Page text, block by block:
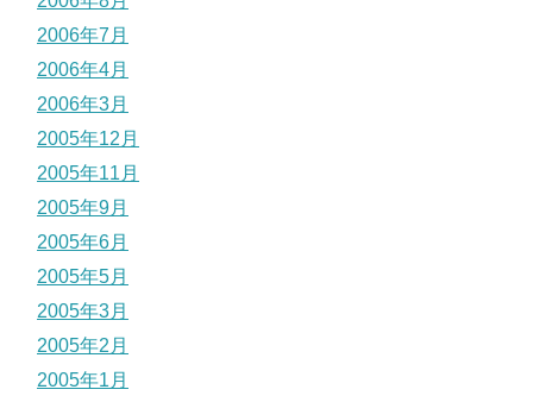
2006年7月
2006年4月
2006年3月
2005年12月
2005年11月
2005年9月
2005年6月
2005年5月
2005年3月
2005年2月
2005年1月